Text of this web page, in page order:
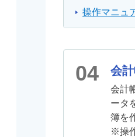
操作マニュ
04 会
会計
ータ
簿を
※操